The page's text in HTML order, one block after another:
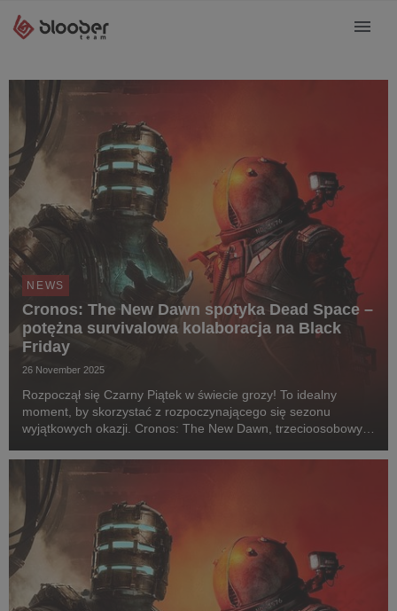
NEWS
Cronos: The New Dawn spotyka Dead Space –
potężna survivalowa kolaboracja na Black
Friday
26 November 2025
Rozpoczął się Czarny Piątek w świecie grozy! To idealny
moment, by skorzystać z rozpoczynającego się sezonu
wyjątkowych okazji. Cronos: The New Dawn, trzecioosobowy
specjalnym bundlu. To dopiero początek – gra tr...